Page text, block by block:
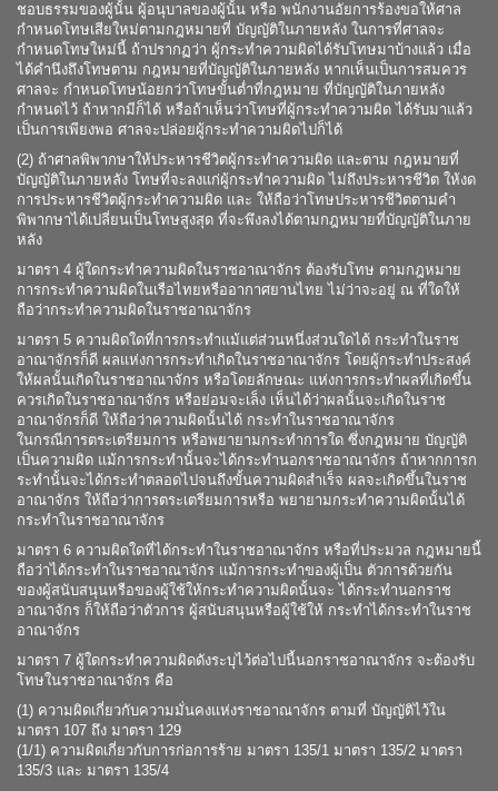
ชอบธรรมของผู้นั้น ผู้อนุบาลของผู้นั้น หรือ พนักงานอัยการร้องขอให้ศาล
กำหนดโทษเสียใหม่ตามกฎหมายที่ บัญญัติในภายหลัง ในการที่ศาลจะ
กำหนดโทษใหม่นี้ ถ้าปรากฏว่า ผู้กระทำความผิดได้รับโทษมาบ้างแล้ว เมื่อ
ได้คำนึงถึงโทษตาม กฎหมายที่บัญญัติในภายหลัง หากเห็นเป็นการสมควร
ศาลจะ กำหนดโทษน้อยกว่าโทษขั้นต่ำที่กฎหมาย ที่บัญญัติในภายหลัง
กำหนดไว้ ถ้าหากมีก็ได้ หรือถ้าเห็นว่าโทษที่ผู้กระทำความผิด ได้รับมาแล้ว
เป็นการเพียงพอ ศาลจะปล่อยผู้กระทำความผิดไปก็ได้
(2) ถ้าศาลพิพากษาให้ประหารชีวิตผู้กระทำความผิด และตาม กฎหมายที่
บัญญัติในภายหลัง โทษที่จะลงแก่ผู้กระทำความผิด ไม่ถึงประหารชีวิต ให้งด
การประหารชีวิตผู้กระทำความผิด และ ให้ถือว่าโทษประหารชีวิตตามคำ
พิพากษาได้เปลี่ยนเป็นโทษสูงสุด ที่จะพึงลงได้ตามกฎหมายที่บัญญัติในภาย
หลัง
มาตรา 4 ผู้ใดกระทำความผิดในราชอาณาจักร ต้องรับโทษ ตามกฎหมาย
การกระทำความผิดในเรือไทยหรืออากาศยานไทย ไม่ว่าจะอยู่ ณ ที่ใดให้
ถือว่ากระทำความผิดในราชอาณาจักร
มาตรา 5 ความผิดใดที่การกระทำแม้แต่ส่วนหนึ่งส่วนใดได้ กระทำในราช
อาณาจักรก็ดี ผลแห่งการกระทำเกิดในราชอาณาจักร โดยผู้กระทำประสงค์
ให้ผลนั้นเกิดในราชอาณาจักร หรือโดยลักษณะ แห่งการกระทำผลที่เกิดขึ้น
ควรเกิดในราชอาณาจักร หรือย่อมจะเล็ง เห็นได้ว่าผลนั้นจะเกิดในราช
อาณาจักรก็ดี ให้ถือว่าความผิดนั้นได้ กระทำในราชอาณาจักร
ในกรณีการตระเตรียมการ หรือพยายามกระทำการใด ซึ่งกฎหมาย บัญญัติ
เป็นความผิด แม้การกระทำนั้นจะได้กระทำนอกราชอาณาจักร ถ้าหากการก
ระทำนั้นจะได้กระทำตลอดไปจนถึงขั้นความผิดสำเร็จ ผลจะเกิดขึ้นในราช
อาณาจักร ให้ถือว่าการตระเตรียมการหรือ พยายามกระทำความผิดนั้นได้
กระทำในราชอาณาจักร
มาตรา 6 ความผิดใดที่ได้กระทำในราชอาณาจักร หรือที่ประมวล กฎหมายนี้
ถือว่าได้กระทำในราชอาณาจักร แม้การกระทำของผู้เป็น ตัวการด้วยกัน
ของผู้สนับสนุนหรือของผู้ใช้ให้กระทำความผิดนั้นจะ ได้กระทำนอกราช
อาณาจักร ก็ให้ถือว่าตัวการ ผู้สนับสนุนหรือผู้ใช้ให้ กระทำได้กระทำในราช
อาณาจักร
มาตรา 7 ผู้ใดกระทำความผิดดังระบุไว้ต่อไปนี้นอกราชอาณาจักร จะต้องรับ
โทษในราชอาณาจักร คือ
(1) ความผิดเกี่ยวกับความมั่นคงแห่งราชอาณาจักร ตามที่ บัญญัติไว้ใน
มาตรา 107 ถึง มาตรา 129
(1/1) ความผิดเกี่ยวกับการก่อการร้าย มาตรา 135/1 มาตรา 135/2 มาตรา
135/3 และ มาตรา 135/4